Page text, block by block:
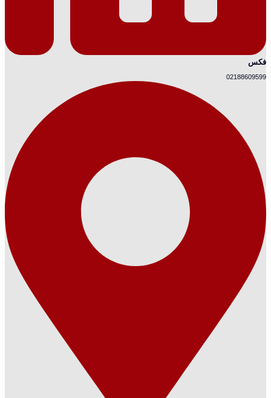
فکس
02188609599